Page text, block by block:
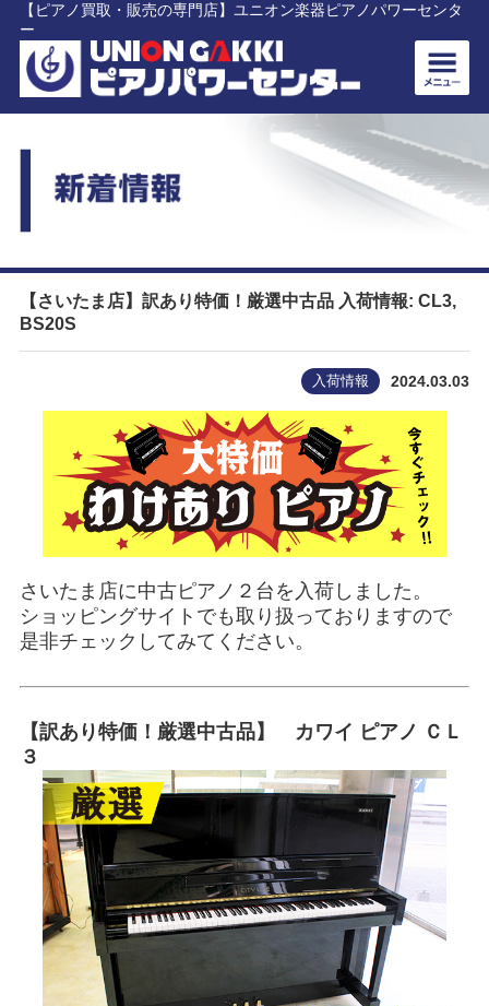
【ピアノ買取・販売の専門店】ユニオン楽器ピアノパワーセンタ
ー
【さいたま店】訳あり特価！厳選中古品 入荷情報: CL3,
BS20S
入荷情報 2024.03.03
さいたま店に中古ピアノ２台を入荷しました。
ショッピングサイトでも取り扱っておりますので
是非チェックしてみてください。
【訳あり特価！厳選中古品】 カワイ ピアノ ＣＬ
３